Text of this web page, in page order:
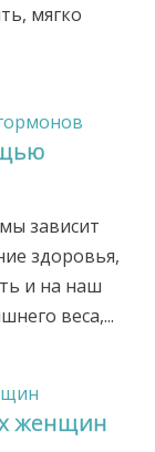
мягко
зависит
здоровья,
и на наш
веса,...
женщин